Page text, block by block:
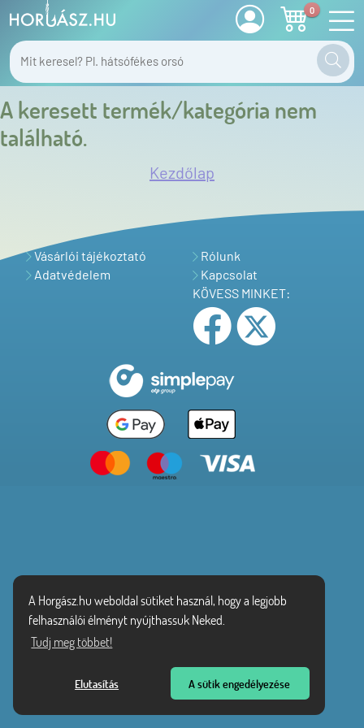
A Horgász.hu weboldal sütiket használ, hogy a legjobb
felhasználói élményt nyújthassuk Neked.
Tudj meg többet!
Elutasítás A sütik engedélyezése
0
A keresett termék/kategória nem
található.
Kezdőlap
Vásárlói tájékoztató
Adatvédelem
Rólunk
Kapcsolat
KÖVESS MINKET: